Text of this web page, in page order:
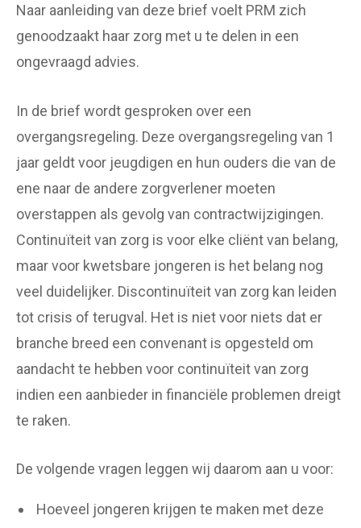
Naar aanleiding van deze brief voelt PRM zich
genoodzaakt haar zorg met u te delen in een
ongevraagd advies.
In de brief wordt gesproken over een
overgangsregeling. Deze overgangsregeling van 1
jaar geldt voor jeugdigen en hun ouders die van de
ene naar de andere zorgverlener moeten
overstappen als gevolg van contractwijzigingen.
Continuïteit van zorg is voor elke cliënt van belang,
maar voor kwetsbare jongeren is het belang nog
veel duidelijker. Discontinuïteit van zorg kan leiden
tot crisis of terugval. Het is niet voor niets dat er
branche breed een convenant is opgesteld om
aandacht te hebben voor continuïteit van zorg
indien een aanbieder in financiële problemen dreigt
te raken.
De volgende vragen leggen wij daarom aan u voor:
Hoeveel jongeren krijgen te maken met deze